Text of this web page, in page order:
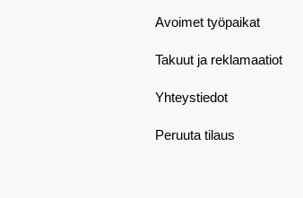
Avoimet työpaikat
Takuut ja reklamaatiot
Yhteystiedot
Peruuta tilaus